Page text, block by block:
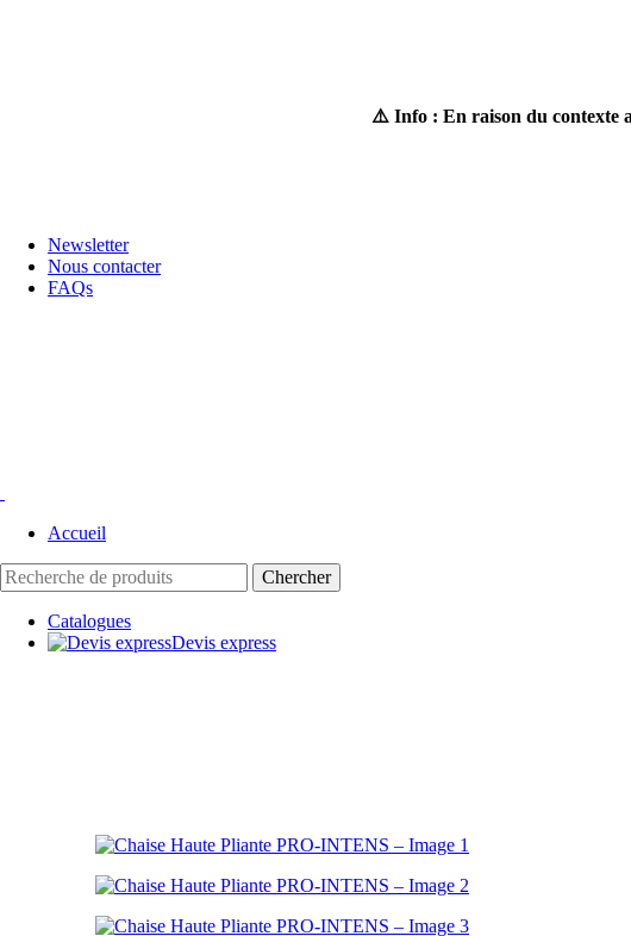
⚠️ Info : En raison du contexte
Newsletter
Nous contacter
FAQs
Accueil
Chercher
Catalogues
Devis express